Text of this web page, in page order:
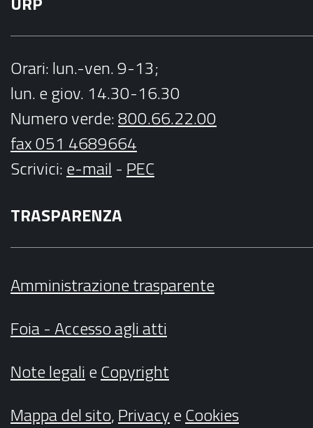
Orari: lun.-ven. 9-13;
lun. e giov. 14.30-16.30
Numero verde:800.66.22.00
fax 051 4689664
Scrivici:e-mail - PEC
TRASPARENZA
Amministrazione trasparente
Foia - Accesso agli atti
Note legalieCopyright
Mappa del sito,PrivacyeCookies